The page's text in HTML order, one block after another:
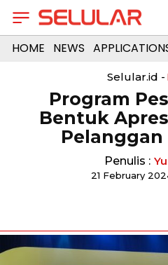
HOME NEWS
Selular.id -
Program
Bentuk
Pelanggan
Penulis :
21 February